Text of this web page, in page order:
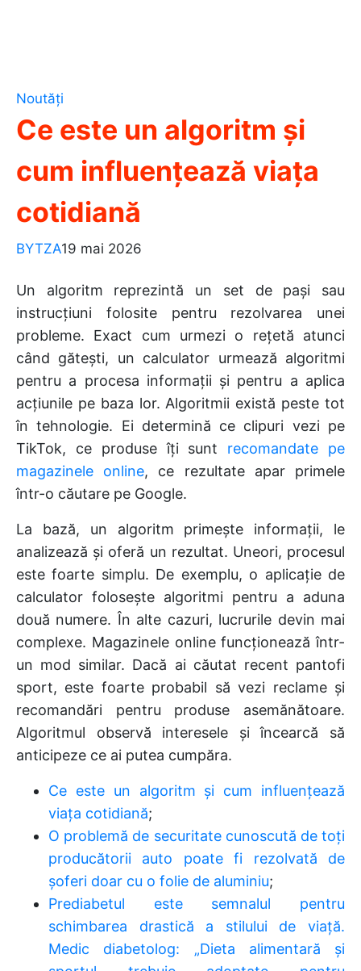
Noutăți
Ce este un algoritm și
cum influențează viața
cotidiană
BYTZA19 mai 2026
Un algoritm reprezintă un set de pași sau
instrucțiuni folosite pentru rezolvarea unei
probleme. Exact cum urmezi o rețetă atunci
când gătești, un calculator urmează algoritmi
pentru a procesa informații și pentru a aplica
acțiunile pe baza lor. Algoritmii există peste tot
în tehnologie. Ei determină ce clipuri vezi pe
TikTok, ce produse îți sunt recomandate pe
magazinele online, ce rezultate apar primele
într-o căutare pe Google.
La bază, un algoritm primește informații, le
analizează și oferă un rezultat. Uneori, procesul
este foarte simplu. De exemplu, o aplicație de
calculator folosește algoritmi pentru a aduna
două numere. În alte cazuri, lucrurile devin mai
complexe. Magazinele online funcționează într-
un mod similar. Dacă ai căutat recent pantofi
sport, este foarte probabil să vezi reclame și
recomandări pentru produse asemănătoare.
Algoritmul observă interesele și încearcă să
anticipeze ce ai putea cumpăra.
Ce este un algoritm și cum influențează
viața cotidiană;
O problemă de securitate cunoscută de toți
producătorii auto poate fi rezolvată de
șoferi doar cu o folie de aluminiu;
Prediabetul este semnalul pentru
schimbarea drastică a stilului de viaţă.
Medic diabetolog: „Dieta alimentară şi